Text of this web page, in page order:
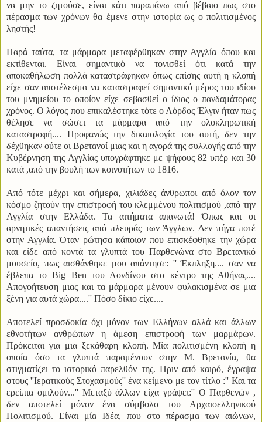
να μην το ζητούσε, είναι κάτι παραπάνω από βέβαιο πως στο
πέρασμα των χρόνων θα έμενε στην ιστορία ως ο πολιτισμένος
ληστής!
Παρά ταύτα, τα μάρμαρα μεταφέρθηκαν στην Αγγλία όπου και
εκτίθενται. Είναι σημαντικό να τονισθεί ότι κατά την
αποκαθήλωση πολλά καταστράφηκαν όπως επίσης αυτή η κλοπή
είχε σαν αποτέλεσμα να καταστραφεί σημαντικό μέρος του ιδίου
του μνημείου το οποίον είχε σεβασθεί ο ίδιος ο πανδαμάτορας
χρόνος. Ο λόγος που επικαλέστηκε τότε ο Λόρδος Έλγιν ήταν πως
θέλησε να σώσει τα μάρμαρα από την ολοκληρωτική
καταστροφή.... Προφανώς την δικαιολογία του αυτή, δεν την
δέχθηκαν ούτε οι Βρετανοί μιας και η αγορά της συλλογής από την
Κυβέρνηση της Αγγλίας υπογράφτηκε με ψήφους 82 υπέρ και 30
κατά ,από την βουλή των κοινοτήτων το 1816.
Από τότε μέχρι και σήμερα, χιλιάδες άνθρωποι από όλον τον
κόσμο ζητούν την επιστροφή του κλεμμένου πολιτισμού ,από την
Αγγλία στην Ελλάδα. Τα αιτήματα απανωτά! Όπως και οι
αρνητικές απαντήσεις από πλευράς των Άγγλων. Δεν πήγα ποτέ
στην Αγγλία. Όταν ρώτησα κάποιον που επισκέφθηκε την χώρα
και είδε από κοντά τα γλυπτά του Παρθενώνα στο Βρετανικό
μουσείο, πως αισθάνθηκε μου απάντησε: '' Έκπληξη.... σαν να
έβλεπα το Big Ben του Λονδίνου στο κέντρο της Αθήνας....
Απογοήτευση μιας και τα μάρμαρα μένουν φυλακισμένα σε μια
ξένη για αυτά χώρα....'' Πόσο δίκιο είχε....
Αποτελεί προσδοκία όχι μόνον των Ελλήνων αλλά και άλλων
εθνοτήτων ανθρώπων η άμεση επιστροφή των μαρμάρων.
Πρόκειται για μια ξεκάθαρη κλοπή. Μία πολιτισμένη κλοπή η
οποία όσο τα γλυπτά παραμένουν στην Μ. Βρετανία, θα
στιγματίζει το ιστορικό παρελθόν της. Πριν από καιρό, έγραψα
στους ''Ιερατικούς Στοχασμούς'' ένα κείμενο με τον τίτλο :'' Και τα
ερείπια ομιλούν...'' Μεταξύ άλλων είχα γράψει:'' Ο Παρθενών ,
δεν αποτελεί μόνον ένα σύμβολο του Αρχαιοελληνικού
Πολιτισμού. Είναι μία Ιδέα, που στο πέρασμα των αιώνων,